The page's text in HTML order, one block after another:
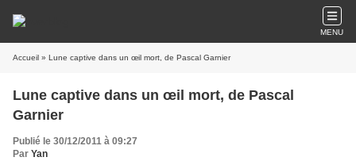
MENU
Accueil » Lune captive dans un œil mort, de Pascal Garnier
Lune captive dans un œil mort, de Pascal
Garnier
Publié le 30/12/2011 à 09:27
Par Yan